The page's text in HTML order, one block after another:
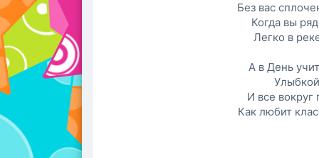
Без вас
Когда вы
Легко в
А в День
И все вокруг
Как любит